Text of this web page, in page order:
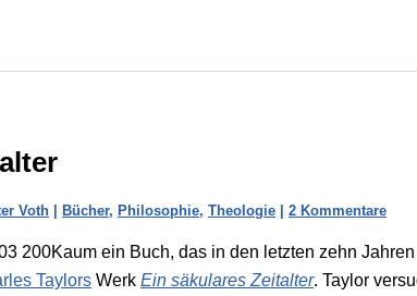
Voth | Bücher, Philosophie, Theologie | 2 Kommentare
Kaum ein Buch, das in den letzten zehn
Taylors Werk Ein säkulares Zeitalter. Taylor